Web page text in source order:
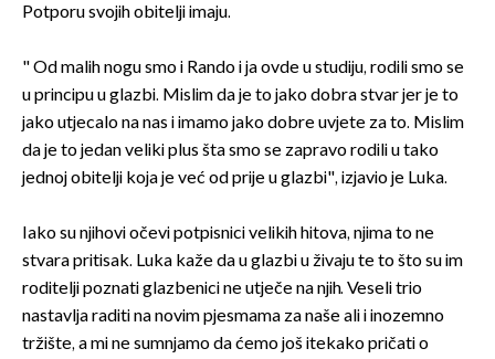
Potporu svojih obitelji imaju.
" Od malih nogu smo i Rando i ja ovde u studiju, rodili smo se
u principu u glazbi. Mislim da je to jako dobra stvar jer je to
jako utjecalo na nas i imamo jako dobre uvjete za to. Mislim
da je to jedan veliki plus šta smo se zapravo rodili u tako
jednoj obitelji koja je već od prije u glazbi", izjavio je Luka.
Iako su njihovi očevi potpisnici velikih hitova, njima to ne
stvara pritisak. Luka kaže da u glazbi u živaju te to što su im
roditelji poznati glazbenici ne utječe na njih. Veseli trio
nastavlja raditi na novim pjesmama za naše ali i inozemno
tržište, a mi ne sumnjamo da ćemo još itekako pričati o